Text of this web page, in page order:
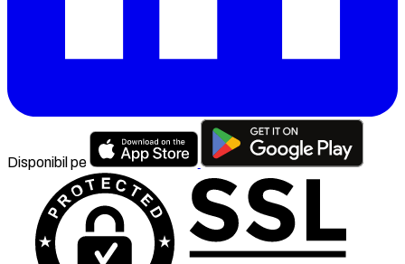
Disponibil pe